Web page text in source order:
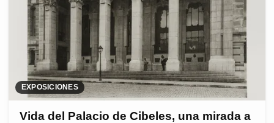
EXPOSICIONES
Vida del Palacio de Cibeles, una mirada a